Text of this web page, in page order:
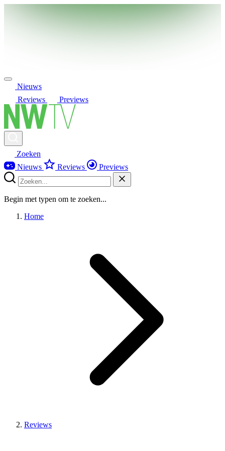
Nieuws
Reviews
Previews
Zoeken
Nieuws
Reviews Previews
Begin met typen om te zoeken...
Home
Reviews